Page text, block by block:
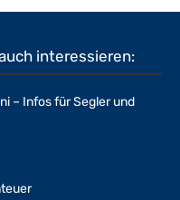
interessieren:
– Infos für Segler und